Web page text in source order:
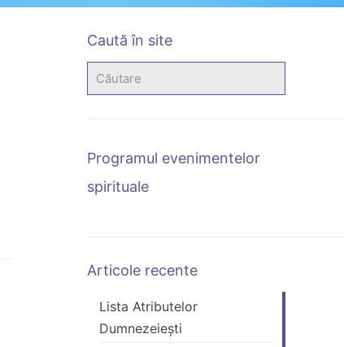
Caută în site
Programul evenimentelor
spirituale
Articole recente
Lista Atributelor
Dumnezeiești